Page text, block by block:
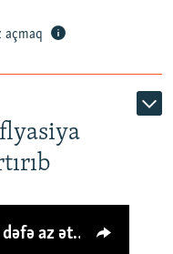
açmaq
Azərbaycanlı avropalıdan iki dəfə az ət yeyir, amma... 'Qiymət artımı qaçılmazdır'